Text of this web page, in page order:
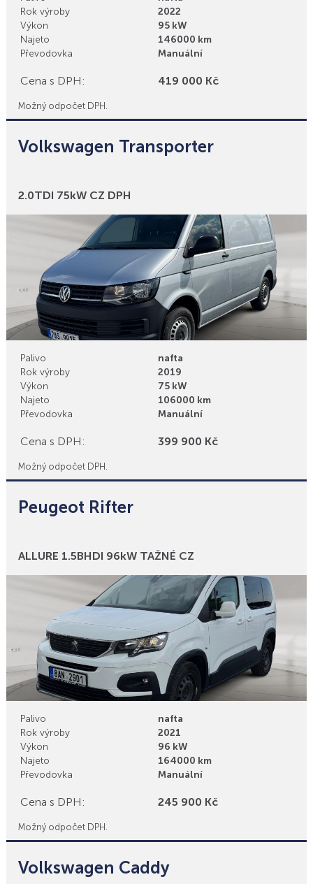
Rok výroby
2022
Výkon
95 kW
Najeto
146000 km
Převodovka
Manuální
Cena s DPH: 419 000 Kč
Možný odpočet DPH.
Volkswagen Transporter
Bonusy
2.0TDI 75kW CZ DPH
Palivo
nafta
Rok výroby
2019
Výkon
75 kW
Najeto
106000 km
Převodovka
Manuální
Cena s DPH: 399 900 Kč
Možný odpočet DPH.
Peugeot Rifter
Bonusy
ALLURE 1.5BHDI 96kW TAŽNÉ CZ
Palivo
nafta
Rok výroby
2021
Výkon
96 kW
Najeto
164000 km
Převodovka
Manuální
Cena s DPH: 245 900 Kč
Možný odpočet DPH.
Volkswagen Caddy